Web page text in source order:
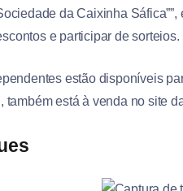
da Caixinha
e participar de sorteios.
estão disponíveis
também está à venda no site